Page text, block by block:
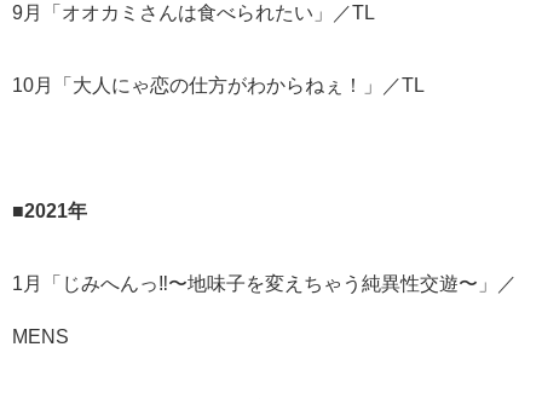
9月「オオカミさんは食べられたい」／TL
10月「大人にゃ恋の仕方がわからねぇ！」／TL
■2021年
1月「じみへんっ‼️〜地味子を変えちゃう純異性交遊〜」／
MENS